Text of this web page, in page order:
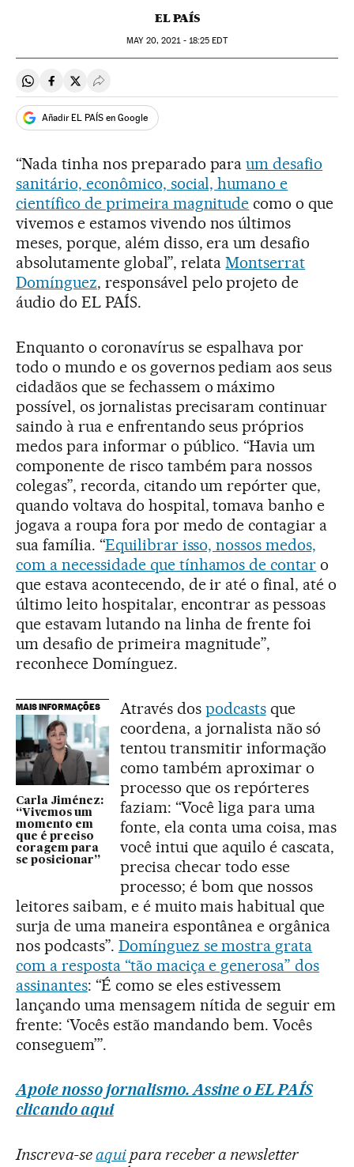
EL PAÍS
MAY20, 2021 - 18:25 EDT
Compartir en Whatsapp
Compartir en Facebook
Compartir en Twitter
Desplegar Redes Sociales
Añadir EL PAÍS en Google
“Nada tinha nos preparado paraum desafio
sanitário, econômico, social, humano e
científico de primeira magnitude como o que
vivemos e estamos vivendo nos últimos
meses, porque, além disso, era um desafio
absolutamente global”, relataMontserrat
Domínguez, responsável pelo projeto de
áudio do EL PAÍS.
Enquanto o coronavírus se espalhava por
todo o mundo e os governos pediam aos seus
cidadãos que se fechassem o máximo
possível, os jornalistas precisaram continuar
saindo à rua e enfrentando seus próprios
medos para informar o público. “Havia um
componente de risco também para nossos
colegas”, recorda, citando um repórter que,
quando voltava do hospital, tomava banho e
jogava a roupa fora por medo de contagiar a
sua família. “Equilibrar isso, nossos medos,
com a necessidade que tínhamos de contar o
que estava acontecendo, de ir até o final, até o
último leito hospitalar, encontrar as pessoas
que estavam lutando na linha de frente foi
um desafio de primeira magnitude”,
reconhece Domínguez.
MAIS INFORMAÇÕES
Carla Jiménez:
“Vivemos um
momento em
que é preciso
coragem para
se posicionar”
Através dos podcastsque
coordena, a jornalista não só
tentou transmitir informação
como também aproximar o
processo que os repórteres
faziam: “Você liga para uma
fonte, ela conta uma coisa, mas
você intui que aquilo é cascata,
precisa checar todo esse
processo; é bom que nossos
leitores saibam, e é muito mais habitual que
surja de uma maneira espontânea e orgânica
nos podcasts”. Domínguez se mostra grata
com a resposta “tão maciça e generosa” dos
assinantes: “É como se eles estivessem
lançando uma mensagem nítida de seguir em
frente: ‘Vocês estão mandando bem. Vocês
conseguem’”.
Apoie nosso jornalismo. Assine o EL PAÍS
clicando aqui
Inscreva-seaquipara receber a newsletter